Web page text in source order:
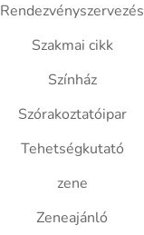
Rendezvényszervezés
Szakmai cikk
Színház
Szórakoztatóipar
Tehetségkutató
zene
Zeneajánló